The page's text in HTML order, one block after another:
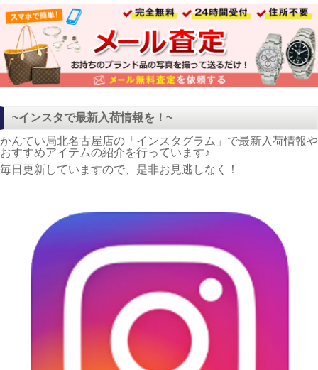
~インスタで最新入荷情報を！~
かんてい局北名古屋店の「インスタグラム」で最新入荷情報や
おすすめアイテムの紹介を行っています♪
毎日更新していますので、是非お見逃しなく！